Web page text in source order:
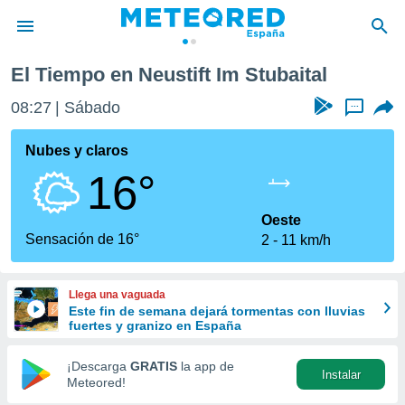
de
por
que se
calidad.
a este
las
y
forma
digital
basada
El Tiempo en Neustift Im Stubaital
08:27 Sábado ...
Nubes y claros
16°
Sensación de 16°
Oeste
2
11 km/h
Llega una vaguada
Este fin de semana dejará tormentas con lluvias
fuertes y granizo en España
¡Descarga GRATIS la app de
Meteored!
Instalar